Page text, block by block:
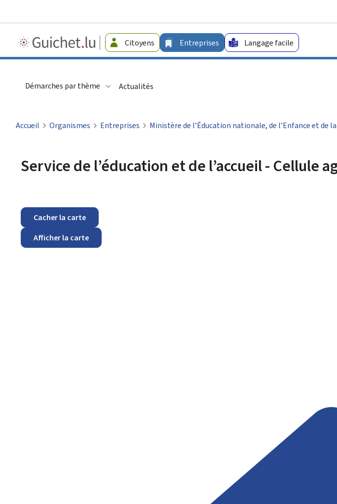
Guichet.lu
-
Citoyens Entreprises Langage facile
Démarches par thème Actualités
Accueil Organismes Entreprises Ministère de l’Éducation nationale, de l’Enfance et de
Service de l’éducation et de l’accueil - Cellule
Cacher la carte
Afficher la carte